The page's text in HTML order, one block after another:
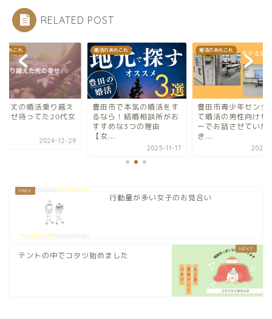
RELATED POST
あれこれ
市で本気の婚活をす
ら！結婚相談所がお
婚活のあれこれ
豊田市青少年センターに
て婚活の男性向けセミナ
ーでお話させていただ
き...
2021-09-19
婚活のあれこれ
波乱万丈の婚活乗り
たら幸せ待ってた20
子
行動量が多い女子のお見合い
テントの中でコタツ始めました